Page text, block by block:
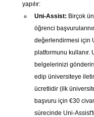
yapılır:
Uni-Assist: Birçok
öğrenci
değerlendirmesi için
platformunu kullanır.
belgelerinizi
edip üniversiteye
ücretlidir (ilk
başvuru için €30
sürecinde Uni-